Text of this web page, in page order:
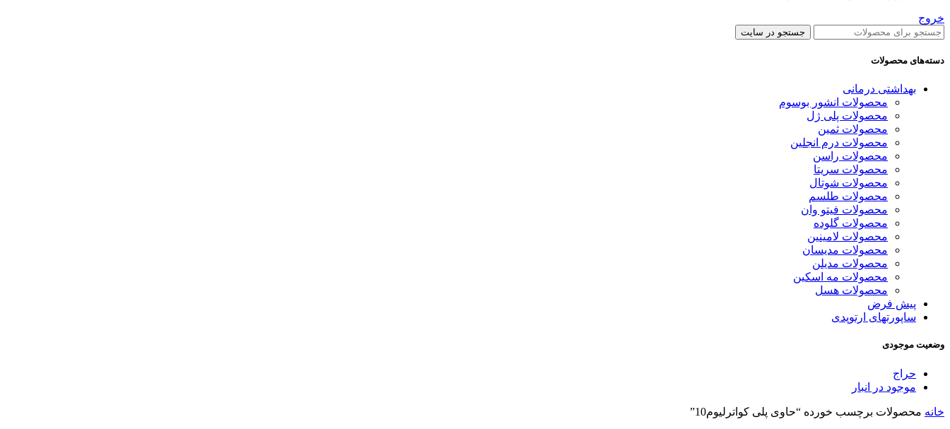
خروج
جستجو در سایت
دسته‌های محصولات
بهداشتی درمانی
محصولات انشور بوسوم
محصولات پلی ژل
محصولات ثمین
محصولات درم انجلین
محصولات راسن
محصولات سریتا
محصولات شوتال
محصولات طلسم
محصولات فیتو وان
محصولات گلوده
محصولات لامینین
محصولات مدیسان
محصولات مدیلن
محصولات مه اسکین
محصولات هسل
پیش فرض
ساپورتهای ارتوپدی
وضعیت موجودی
حراج
موجود در انبار
خانه محصولات برچسب خورده “حاوی پلی کواترلیوم10”